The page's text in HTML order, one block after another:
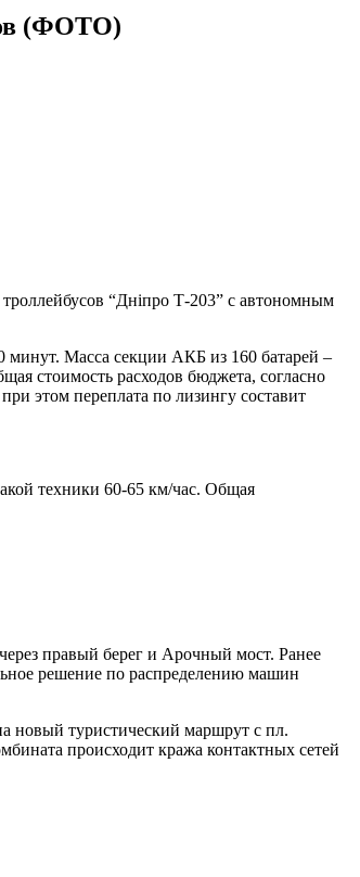
(ФОТО)
“Дніпро Т-203” с автономным
минут. Масса секции АКБ из 160 батарей –
стоимость расходов бюджета, согласно
этом переплата по лизингу составит
техники 60-65 км/час. Общая
правый берег и Арочный мост. Ранее
решение по распределению машин
новый туристический маршрут с пл.
происходит кража контактных сетей